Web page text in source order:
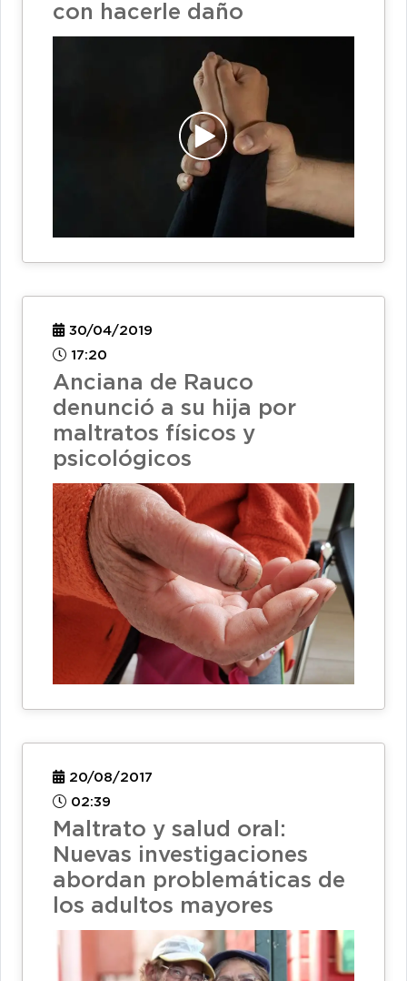
con hacerle daño
30/04/2019
17:20
Anciana de Rauco
denunció a su hija por
maltratos físicos y
psicológicos
20/08/2017
02:39
Maltrato y salud oral:
Nuevas investigaciones
abordan problemáticas de
los adultos mayores